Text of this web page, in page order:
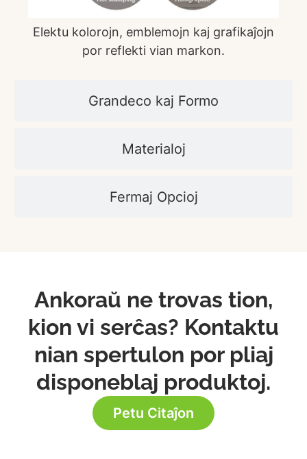
Grandeco kaj Formo
Materialoj
Fermaj Opcioj
Elektu kolorojn, emblemojn kaj grafikaĵojn
por reflekti vian markon.
Ankoraŭ ne trovas tion,
kion vi serĉas? Kontaktu
nian spertulon por pliaj
disponeblaj produktoj.
Petu Citaĵon